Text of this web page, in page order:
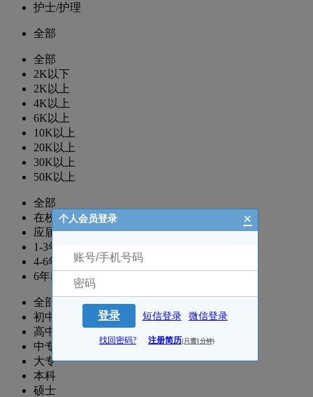
护士/护理
全部
全部
2K以下
2K以上
4K以上
6K以上
10K以上
20K以上
30K以上
50K以上
全部
在校生
应届生
1-3年
4-6年
6年以上
全部
初中
高中
中专
大专
本科
硕士
个人会员登录 ×
登录 短信登录 微信登录
找回密码? 注册简历(只需1分钟)